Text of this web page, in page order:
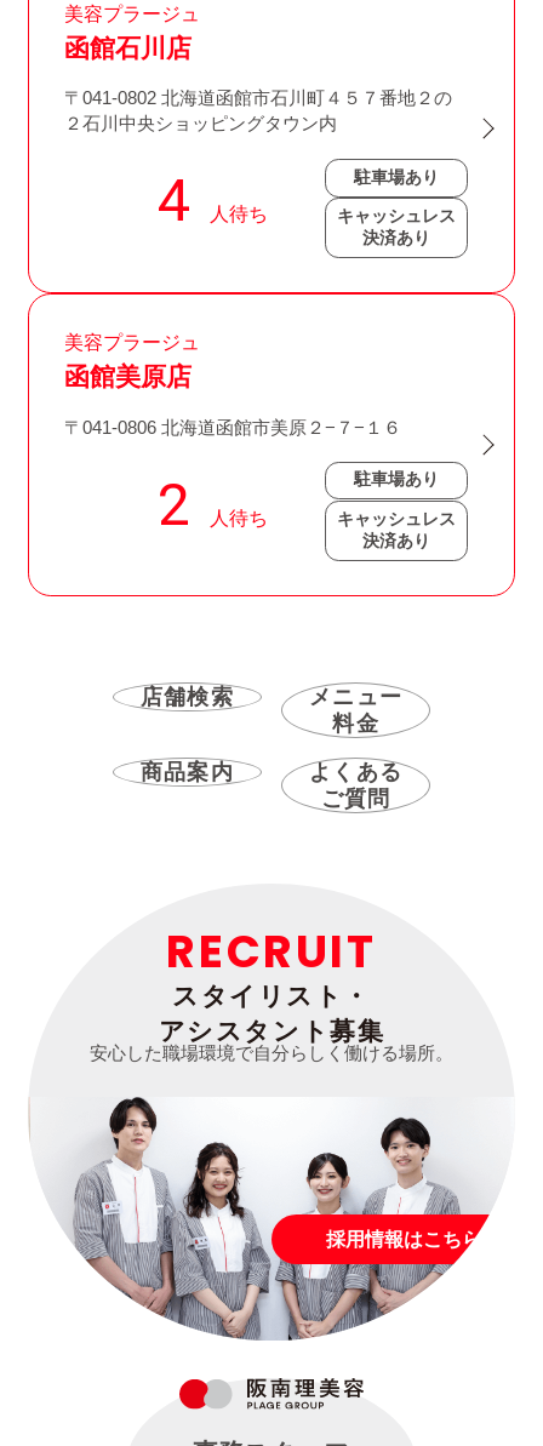
美容プラージュ
函館石川店
〒041-0802 北海道函館市石川町４５７番地２の
２石川中央ショッピングタウン内
駐車場あり
キャッシュレス
決済あり
美容プラージュ
函館美原店
〒041-0806 北海道函館市美原２−７−１６
駐車場あり
キャッシュレス
決済あり
店舗検索
メニュー
料金
商品案内
よくある
ご質問
RECRUIT
スタイリスト・
アシスタント募集
安心した職場環境で自分らしく働ける場所。
採用情報はこちら